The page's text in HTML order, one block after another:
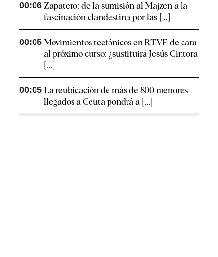
00:06 Zapatero: de la sumisión al Majzen a la
fascinación clandestina por las [...]
00:05 Movimientos tectónicos en RTVE de cara
al próximo curso: ¿sustituirá Jesús Cintora
[...]
00:05 La reubicación de más de 800 menores
llegados a Ceuta pondrá a [...]